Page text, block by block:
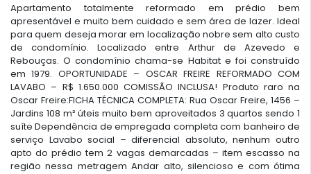
Apartamento totalmente reformado em prédio bem
apresentável e muito bem cuidado e sem área de lazer. Ideal
para quem deseja morar em localização nobre sem alto custo
de condomínio. Localizado entre Arthur de Azevedo e
Rebouças. O condomínio chama-se Habitat e foi construído
em 1979. OPORTUNIDADE – OSCAR FREIRE REFORMADO COM
LAVABO – R$ 1.650.000 COMISSÃO INCLUSA! Produto raro na
Oscar Freire:FICHA TÉCNICA COMPLETA: Rua Oscar Freire, 1456 –
Jardins 108 m² úteis muito bem aproveitados 3 quartos sendo 1
suíte Dependência de empregada completa com banheiro de
serviço Lavabo social – diferencial absoluto, nenhum outro
apto do prédio tem 2 vagas demarcadas – item escasso na
região nessa metragem Andar alto, silencioso e com ótima